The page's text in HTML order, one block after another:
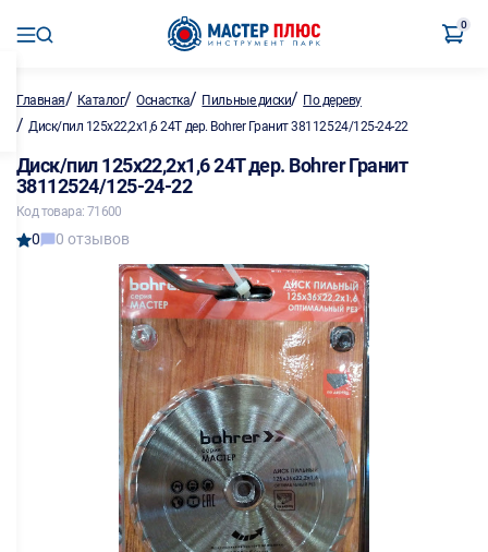
0
Главная/ Каталог/Оснастка/ Пильные диски/ По дереву
/ Диск/пил 125х22,2х1,6 24Т дер. Bohrer Гранит 38112524/125-24-22
Диск/пил 125х22,2х1,6 24Т дер. Bohrer Гранит
38112524/125-24-22
Код товара: 71600
0 0 отзывов